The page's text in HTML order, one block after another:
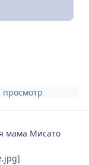
просмотр
мама Мисато